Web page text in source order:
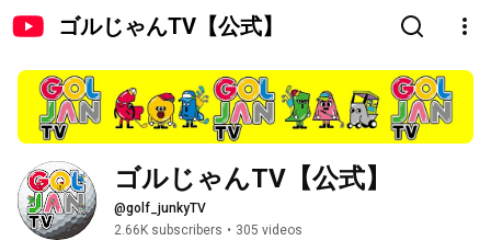
ゴルじゃんTV【公式】
ゴルじゃんTV【公式】
@golf_junkyTV
2.66K subscribers • 305 videos